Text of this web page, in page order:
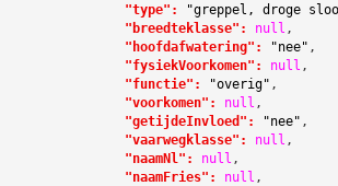
"type":
"greppel, droge
"breedteklasse":
null ,
"hoofdafwatering":
"nee" ,
"fysiekVoorkomen":
null ,
"functie":
"overig" ,
"voorkomen":
null ,
"getijdeInvloed":
"nee" ,
"vaarwegklasse":
null ,
"naamNl":
null ,
"naamFries":
null ,